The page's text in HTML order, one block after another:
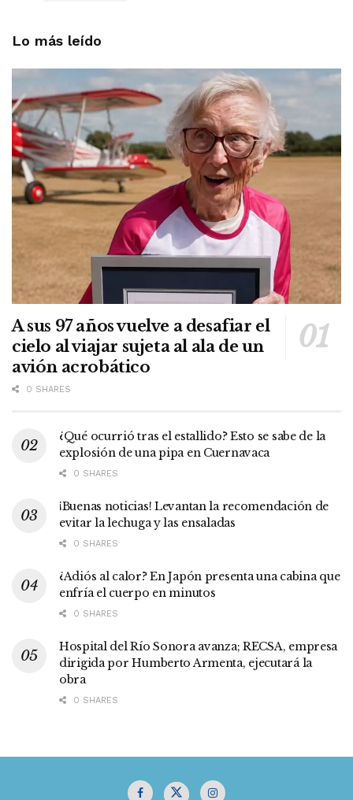
Lo más leído
A sus 97 años vuelve a desafiar el
cielo al viajar sujeta al ala de un
avión acrobático
0 SHARES
¿Qué ocurrió tras el estallido? Esto se sabe de la
explosión de una pipa en Cuernavaca
0 SHARES
¡Buenas noticias! Levantan la recomendación de
evitar la lechuga y las ensaladas
0 SHARES
¿Adiós al calor? En Japón presenta una cabina que
enfría el cuerpo en minutos
0 SHARES
Hospital del Río Sonora avanza; RECSA, empresa
dirigida por Humberto Armenta, ejecutará la
obra
0 SHARES